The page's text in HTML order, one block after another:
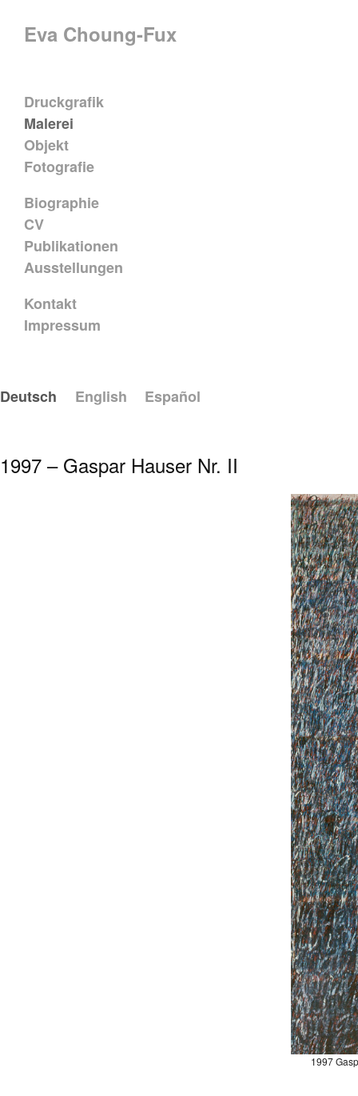
Eva Choung-Fux
Druckgrafik
Malerei
Objekt
Fotografie
Biographie
CV
Publikationen
Ausstellungen
Kontakt
Impressum
Deutsch English Español
1997 – Gaspar Hauser Nr. II
1997